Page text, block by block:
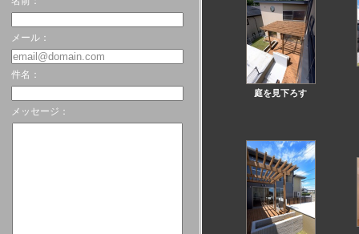
メール：
件名：
メッセージ：
庭を見下ろす